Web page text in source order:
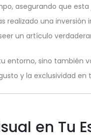
asegurando que
una
un artículo
entorno, sino
y la exclusividad en
en Tu